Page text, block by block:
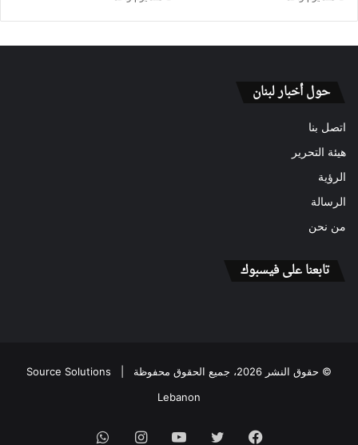
حول أخبار لبنان
اتصل بنا
هيئة التحرير
الرؤية
الرسالة
من نحن
تابعنا على فيسبوك
© حقوق النشر 2026، جميع الحقوق محفوظة |
Source Solutions
Lebanon
فيسبوك تويتر يوتيوبانستقرامواتساب